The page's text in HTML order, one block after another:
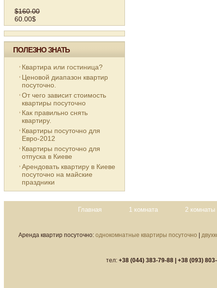
$160.00
60.00$
ПОЛЕЗНО ЗНАТЬ
Квартира или гостиница?
Ценовой диапазон квартир
посуточно.
От чего зависит стоимость
квартиры посуточно
Как правильно снять
квартиру.
Квартиры посуточно для
Евро-2012
Квартиры посуточно для
отпуска в Киеве
Арендовать квартиру в Киеве
посуточно на майские
праздники
Главная 1 комната 2 комнаты
Аренда квартир посуточно: однокомнатные квартиры посуточно
тел: +38 (044) 383-79-88 | +38 (093)